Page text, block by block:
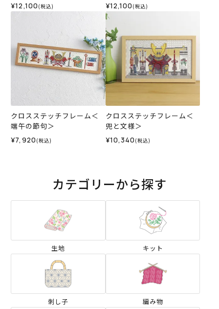
¥12,100 (税込) ¥12,100 (税込)
クロスステッチフレーム＜
端午の節句＞
¥7,920 (税込)
クロスステッチフレーム＜
兜と文様＞
¥10,340 (税込)
カテゴリーから探す
生地 キット
刺し子 編み物